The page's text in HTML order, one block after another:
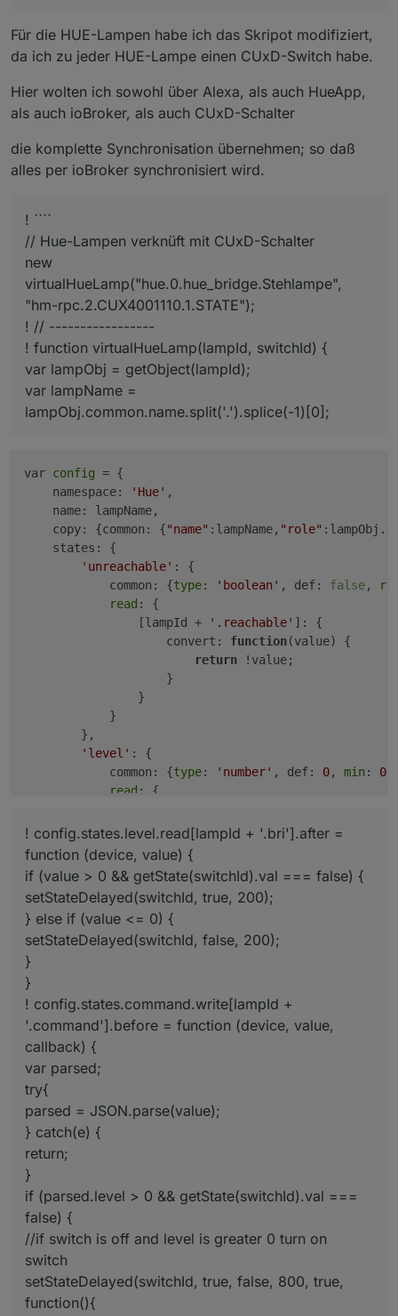
Für die HUE-Lampen habe ich das Skripot modifiziert,
da ich zu jeder HUE-Lampe einen CUxD-Switch habe.
Hier wolten ich sowohl über Alexa, als auch HueApp,
als auch ioBroker, als auch CUxD-Schalter
die komplette Synchronisation übernehmen; so daß
alles per ioBroker synchronisiert wird.
! ````
// Hue-Lampen verknüft mit CUxD-Schalter
new
virtualHueLamp("hue.0.hue_bridge.Stehlampe",
"hm-rpc.2.CUX4001110.1.STATE");
! // -----------------
! function virtualHueLamp(lampId, switchId) {
var lampObj = getObject(lampId);
var lampName =
lampObj.common.name.split('.').splice(-1)[0];
var config = {
    namespace:
'Hue' ,
    name: lampName,
    copy: {common: {
"name" :lampName, "role"
    states: {
'unreachable' : {
            common: {
type: 'boolean' , def: false,
read : {
                [lampId +
'.reachable' ]: {
                    convert:
function(value)
{
return !value;
                    }
                }
            }
        },
'level' : {
            common: {
type: 'number' , def: 0, min : 0
read : {
                    convert:
function(value)
                    },
                    before:
function
(device,
if (value >
                        }
                        callback();
                    }
                }
            },
write: {
                [lampId +
                    convert:
                    },
                    delay:
                }
            }
        },
'lastLevel': {
            common: {
read: {}
        },
'command': {
            common: {
! config.states.level.read[lampId + '.bri'].after =
function (device, value) {
if (value > 0 && getState(switchId).val === false) {
setStateDelayed(switchId, true, 200);
} else if (value <= 0) {
setStateDelayed(switchId, false, 200);
}
}
! config.states.command.write[lampId +
'.command'].before = function (device, value,
callback) {
var parsed;
try{
parsed = JSON.parse(value);
} catch(e) {
return;
}
if (parsed.level > 0 && getState(switchId).val ===
false) {
//if switch is off and level is greater 0 turn on
switch
setStateDelayed(switchId, true, false, 800, true,
function(){